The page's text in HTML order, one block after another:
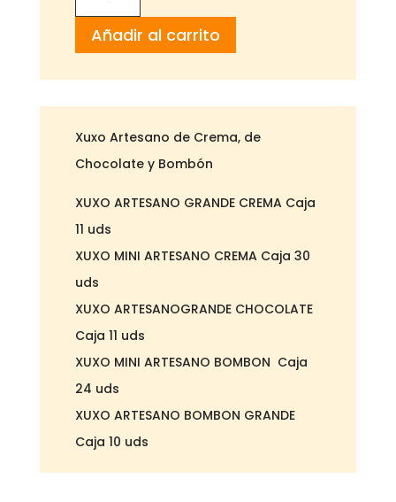
Artesano
de
y
Bombón
cantidad
Añadir al carrito
Xuxo Artesano de Crema, de
Chocolate y Bombón
XUXO ARTESANO GRANDE CREMA Caja
11 uds
XUXO MINI ARTESANO CREMA Caja 30
uds
XUXO ARTESANOGRANDE CHOCOLATE
Caja 11 uds
XUXO MINI ARTESANO BOMBON Caja
24 uds
XUXO ARTESANO BOMBON GRANDE
Caja 10 uds